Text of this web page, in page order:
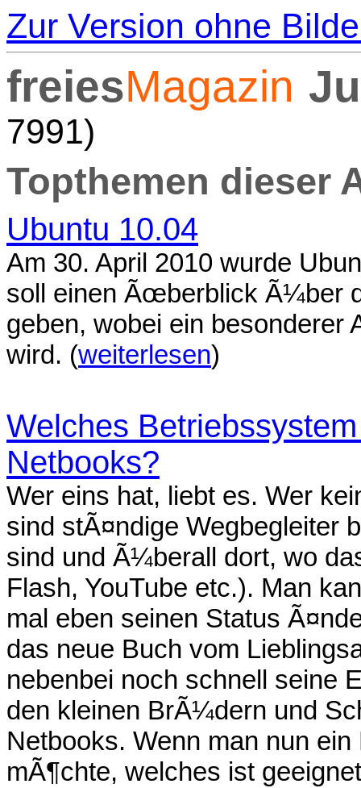
Zur Version ohne
freiesMagazin
7991)
Topthemen dieser
Ubuntu 10.04
Am 30. April 2010 wurde
soll einen Ãœberblick Ã¼ber
geben, wobei ein besonderer
wird. (weiterlesen)
Welches
Netbooks?
Wer eins hat, liebt es. Wer
sind stÃ¤ndige Wegbegleiter
sind und Ã¼berall dort, wo
Flash, YouTube etc.). Man
mal eben seinen Status
das neue Buch vom
nebenbei noch schnell seine
den kleinen BrÃ¼dern und
Netbooks. Wenn man nun
mÃ¶chte, welches ist